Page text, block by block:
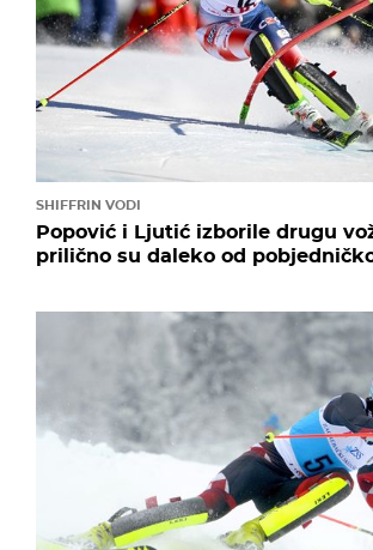
SHIFFRIN VODI
Popović i Ljutić izborile drugu
prilično su daleko od